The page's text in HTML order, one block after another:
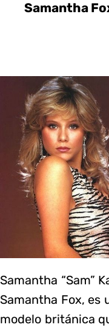
Samantha
Samantha “Sam”
Samantha Fox, es
modelo británica